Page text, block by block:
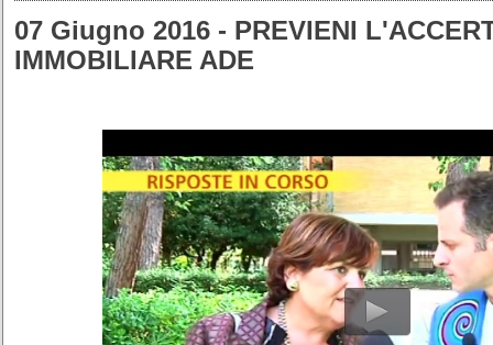
07 Giugno 2016 - PREVIENI
IMMOBILIARE ADE